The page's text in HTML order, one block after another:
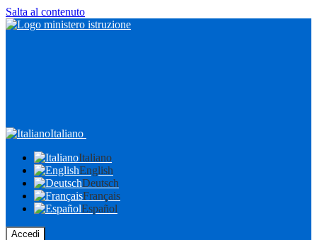
Salta al contenuto
Italiano
Italiano
English
Deutsch
Français
Español
Accedi